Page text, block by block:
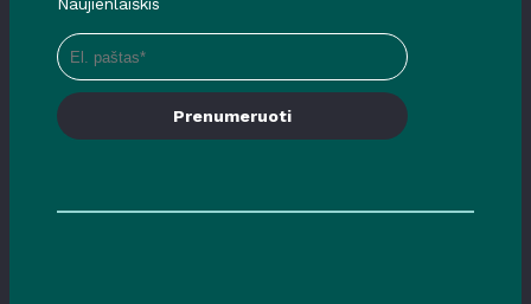
Naujienlaiškis
Prenumeruoti